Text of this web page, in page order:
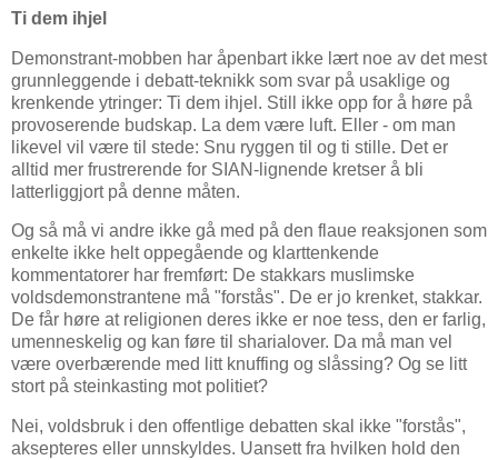
Ti dem ihjel
Demonstrant-mobben har åpenbart ikke lært noe av det mest
grunnleggende i debatt-teknikk som svar på usaklige og
krenkende ytringer: Ti dem ihjel. Still ikke opp for å høre på
provoserende budskap. La dem være luft. Eller - om man
likevel vil være til stede: Snu ryggen til og ti stille. Det er
alltid mer frustrerende for SIAN-lignende kretser å bli
latterliggjort på denne måten.
Og så må vi andre ikke gå med på den flaue reaksjonen som
enkelte ikke helt oppegående og klarttenkende
kommentatorer har fremført: De stakkars muslimske
voldsdemonstrantene må "forstås". De er jo krenket, stakkar.
De får høre at religionen deres ikke er noe tess, den er farlig,
umenneskelig og kan føre til sharialover. Da må man vel
være overbærende med litt knuffing og slåssing? Og se litt
stort på steinkasting mot politiet?
Nei, voldsbruk i den offentlige debatten skal ikke "forstås",
aksepteres eller unnskyldes. Uansett fra hvilken hold den